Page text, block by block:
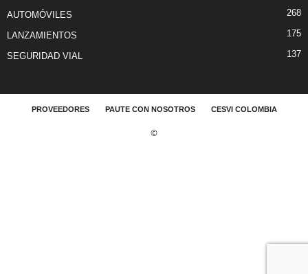
AUTOMÓVILES 268
LANZAMIENTOS 175
SEGURIDAD VIAL 137
PROVEEDORES PAUTE CON NOSOTROS CESVI COLOMBIA
©